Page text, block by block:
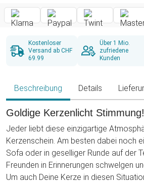
Kostenloser
Versand ab CHF
69.99
Über 1 Mio.
zufriedene
Kunden
Beschreibung Details
Goldige Kerzenlicht Stimmung!
Jeder liebt diese einzigartige
Kerzenschein. Am besten dabei noch
Sofa oder in geselliger Runde auf der
Freunden in Erinnerungen schwelgen
Um auch Deine Kerze in diesen